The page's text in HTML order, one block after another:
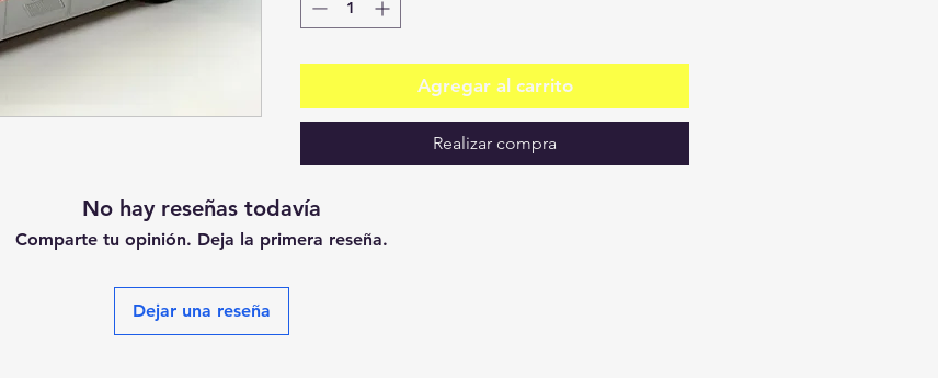
Agregar al carrito
Realizar compra
No hay reseñas todavía
Comparte tu opinión. Deja la primera reseña.
Dejar una reseña